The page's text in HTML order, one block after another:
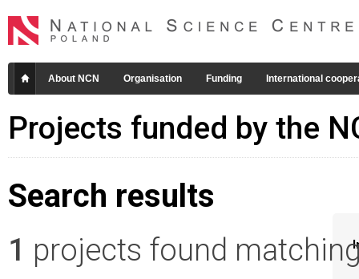
About NCN Organisation Funding International
Projects funded by the
Search results
1 projects found